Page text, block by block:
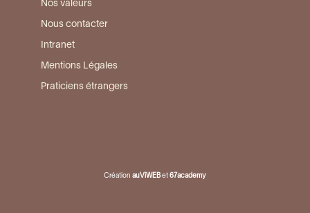
Nos valeurs
Nous contacter
Intranet
Mentions Légales
Praticiens étrangers
CréationauViWEB et67academy